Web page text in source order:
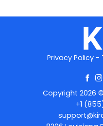
Privacy Policy -
Copyright 2026 ©
+1